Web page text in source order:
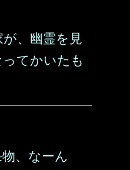
、幽霊を見
てかいたも
物、なーん